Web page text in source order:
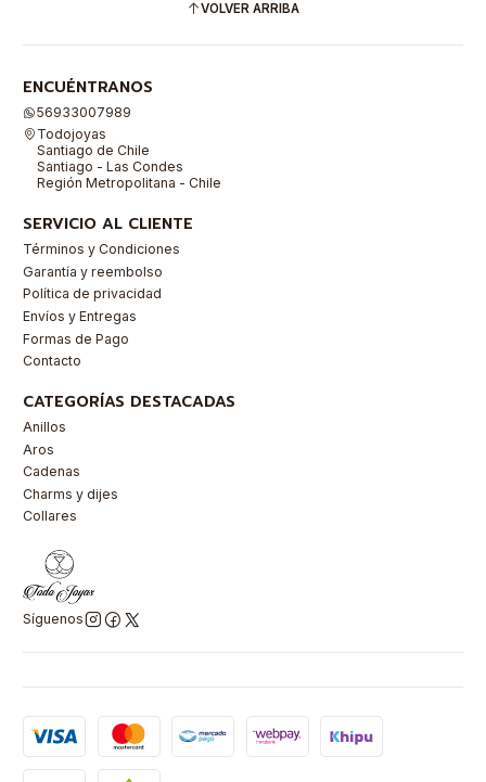
VOLVER ARRIBA
ENCUÉNTRANOS
56933007989
Todojoyas
Santiago de Chile
Santiago - Las Condes
Región Metropolitana - Chile
SERVICIO AL CLIENTE
Términos y Condiciones
Garantía y reembolso
Política de privacidad
Envíos y Entregas
Formas de Pago
Contacto
CATEGORÍAS DESTACADAS
Anillos
Aros
Cadenas
Charms y dijes
Collares
Síguenos